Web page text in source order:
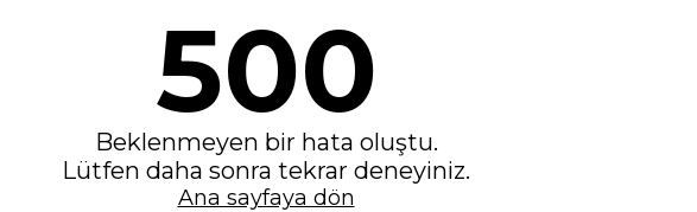
500
Beklenmeyen bir hata oluştu.
Lütfen daha sonra tekrar deneyiniz.
Ana sayfaya dön